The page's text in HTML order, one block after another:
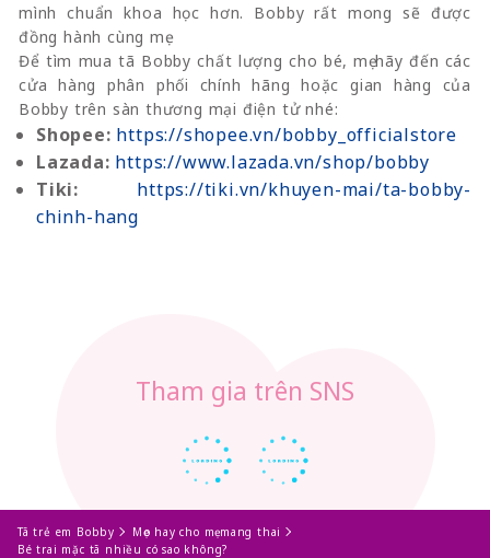
mình chuẩn khoa học hơn. Bobby rất mong sẽ được
đồng hành cùng mẹ.
Để tìm mua tã Bobby chất lượng cho bé, mẹ hãy đến các
cửa hàng phân phối chính hãng hoặc gian hàng của
Bobby trên sàn thương mại điện tử nhé:
Shopee: https://shopee.vn/bobby_officialstore
Lazada: https://www.lazada.vn/shop/bobby
Tiki:
https://tiki.vn/khuyen-mai/ta-bobby-
chinh-hang
Tham gia trên SNS
Tã trẻ em Bobby
Mẹo hay cho mẹ mang thai
Bé trai mặc tã nhiều có sao không?